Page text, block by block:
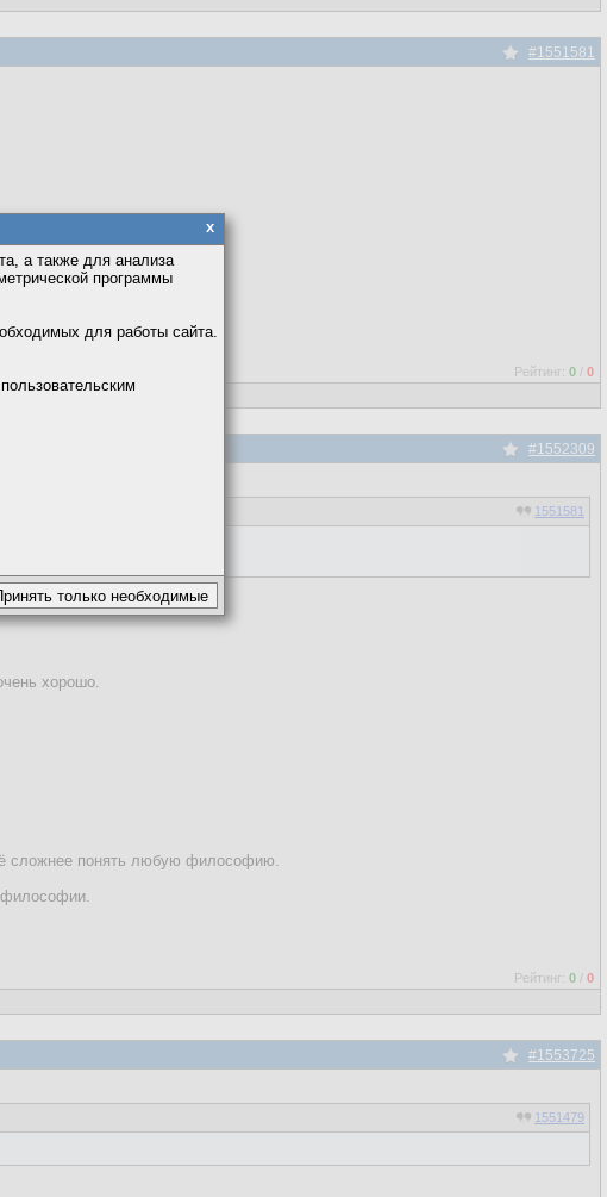
#1551581
Рейтинг: 0 / 0
#1552309
1551581
хорошо.
сложнее понять любую философию.
философии.
Рейтинг: 0 / 0
#1553725
1551479
x
а также для анализа
программы
для работы сайта.